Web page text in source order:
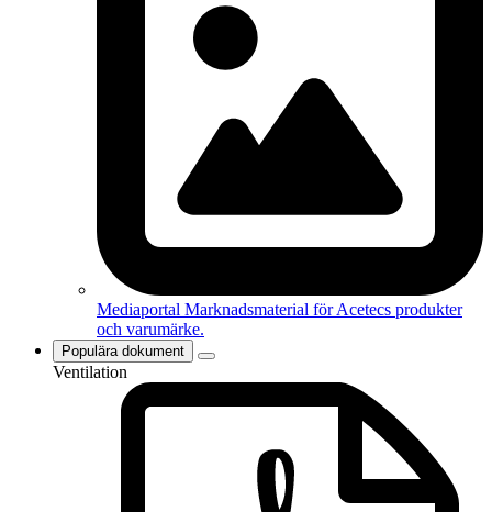
Mediaportal Marknadsmaterial för Acetecs produkter
och varumärke.
Populära dokument
Ventilation